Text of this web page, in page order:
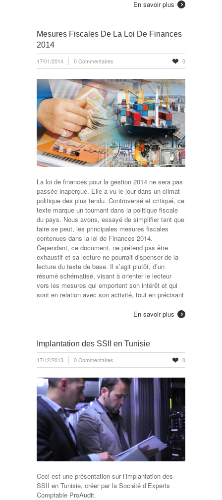
En savoir plus
Mesures Fiscales De La Loi De Finances
2014
17/01/2014 0 Commentaires 0
La loi de ﬁnances pour la gestion 2014 ne sera pas
passée inaperçue. Elle a vu le jour dans un climat
politique des plus tendu. Controversé et critiqué, ce
texte marque un tournant dans la politique ﬁscale
du pays. Nous avons, essayé de simpliﬁer tant que
faire se peut, les principales mesures ﬁscales
contenues dans la loi de Finances 2014.
Cependant, ce document, ne prétend pas être
exhaustif et sa lecture ne pourrait dispenser de la
lecture du texte de base. Il s’agit plutôt, d’un
résumé schématisé, visant à orienter le lecteur
vers les mesures qui emportent son intérêt et qui
sont en relation avec son activité, tout en précisant
En savoir plus
Implantation des SSII en Tunisie
17/12/2013 0 Commentaires 0
Ceci est une présentation sur l’implantation des
SSII en Tunisie, créer par la Société d’Experts
Comptable ProAudit.